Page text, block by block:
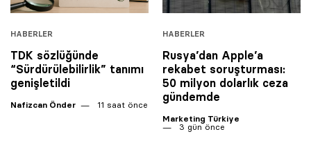
HABERLER
TDK sözlüğünde
“Sürdürülebilirlik” tanımı
genişletildi
Nafizcan Önder 11 saat önce
HABERLER
Rusya’dan Apple’a
rekabet soruşturması:
50 milyon dolarlık ceza
gündemde
Marketing Türkiye
3 gün önce